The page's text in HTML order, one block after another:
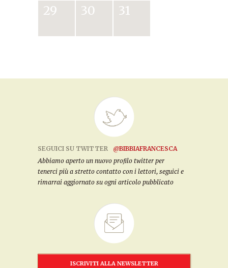
29 30 31
SEGUICI SU TWITTER
@BIBBIAFRANCESCA
Abbiamo aperto un nuovo profilo twitter per
tenerci più a stretto contatto con i lettori, seguici e
rimarrai aggiornato su ogni articolo pubblicato
ISCRIVITI ALLA NEWSLETTER